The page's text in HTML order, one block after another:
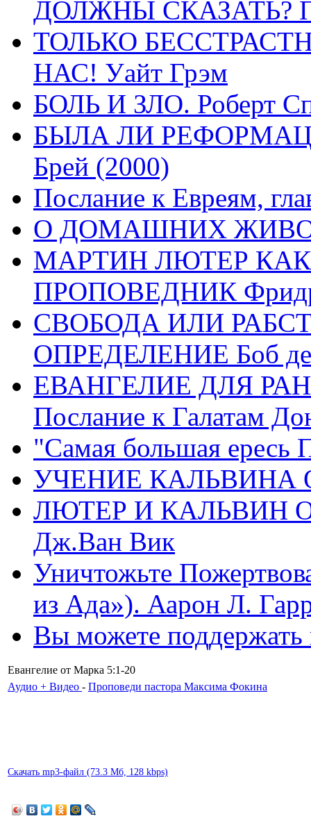
ДОЛЖНЫ СКАЗАТЬ?
ТОЛЬКО
НАС! Уайт Грэм
БОЛЬ И ЗЛО. Роберт
БЫЛА ЛИ
Брей (2000)
Послание к Евреям,
О ДОМАШНИХ
МАРТИН ЛЮТЕР
ПРОПОВЕДНИК
СВОБОДА ИЛИ
ОПРЕДЕЛЕНИЕ Боб де
ЕВАНГЕЛИЕ ДЛЯ
Послание к Галатам
"Самая большая ересь
УЧЕНИЕ КАЛЬВИНА
ЛЮТЕР И КАЛЬВИН
Дж.Ван Вик
Уничтожьте
из Ада»). Аарон Л.
Вы можете
Евангелие от Марка 5:1-20
Аудио + Видео - Проповеди пастора Максима Фокина
Скачать mp3-файл (73.3 Мб, 128 kbps)